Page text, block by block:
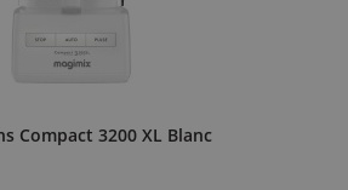
Compact 3200 XL Blanc